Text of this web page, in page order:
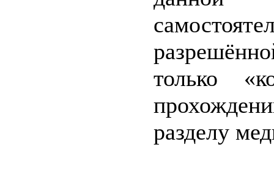
только
разделу